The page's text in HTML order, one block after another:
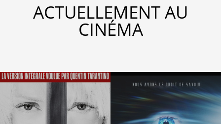
ACTUELLEMENT AU
CINÉMA